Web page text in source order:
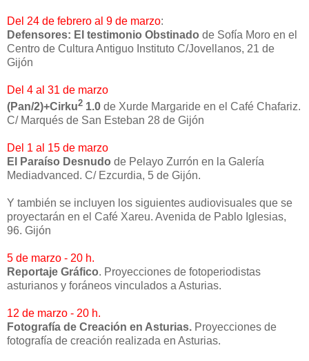
Del 24 de febrero al 9 de marzo:
Defensores: El testimonio Obstinado de Sofía Moro en el
Centro de Cultura Antiguo Instituto C/Jovellanos, 21 de
Gijón
Del 4 al 31 de marzo
(Pan/2)+Cirku2 1.0 de Xurde Margaride en el Café Chafariz.
C/ Marqués de San Esteban 28 de Gijón
Del 1 al 15 de marzo
El Paraíso Desnudo de Pelayo Zurrón en la Galería
Mediadvanced. C/ Ezcurdia, 5 de Gijón.
Y también se incluyen los siguientes audiovisuales que se
proyectarán en el Café Xareu. Avenida de Pablo Iglesias,
96. Gijón
5 de marzo - 20 h.
Reportaje Gráfico. Proyecciones de fotoperiodistas
asturianos y foráneos vinculados a Asturias.
12 de marzo - 20 h.
Fotografía de Creación en Asturias. Proyecciones de
fotografía de creación realizada en Asturias.